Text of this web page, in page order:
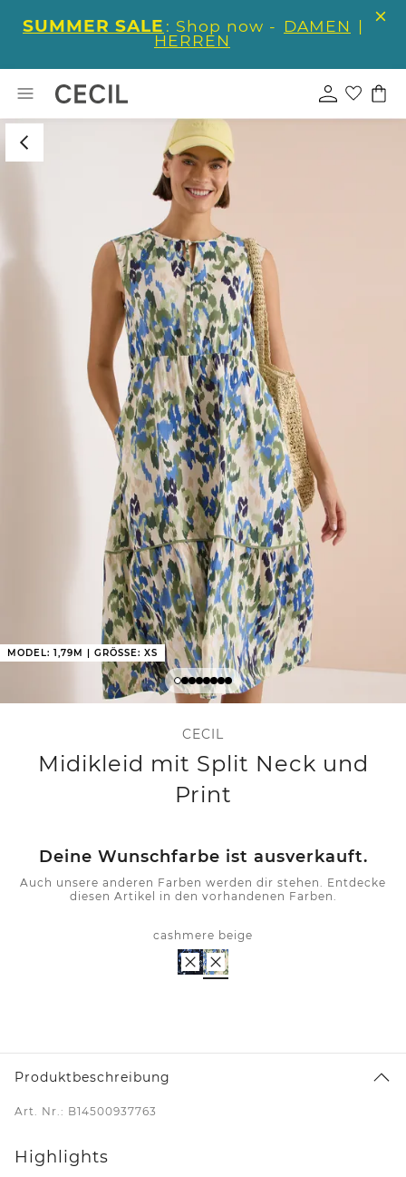
SUMMER SALE : Shop now - DAMEN |
HERREN
MODEL: 1,79M | GRÖSSE: XS
CECIL
Midikleid mit Split Neck und
Print
Deine Wunschfarbe ist ausverkauft.
Auch unsere anderen Farben werden dir stehen. Entdecke
diesen Artikel in den vorhandenen Farben.
cashmere beige
Produktbeschreibung
Art. Nr.: B14500937763
Highlights